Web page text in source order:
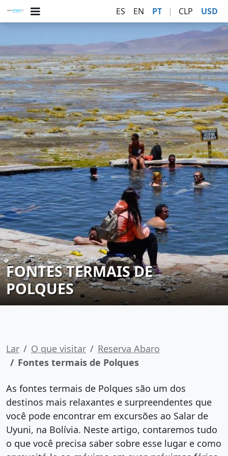
ES EN PT | CLP USD
FONTES TERMAIS DE
POLQUES
Lar O que visitar
Reserva Abaro
Fontes termais de Polques
As fontes termais de Polques são um dos
destinos mais relaxantes e surpreendentes que
você pode encontrar em excursões ao Salar de
Uyuni, na Bolívia. Neste artigo, contaremos tudo
o que você precisa saber sobre esse lugar e como